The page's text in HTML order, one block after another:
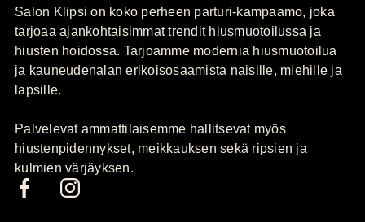
Salon Klipsi on koko perheen parturi-kampaamo, joka
tarjoaa ajankohtaisimmat trendit hiusmuotoilussa ja
hiusten hoidossa. Tarjoamme modernia hiusmuotoilua
ja kauneudenalan erikoisosaamista naisille, miehille ja
lapsille.
Palvelevat ammattilaisemme hallitsevat myös
hiustenpidennykset, meikkauksen sekä ripsien ja
kulmien värjäyksen.